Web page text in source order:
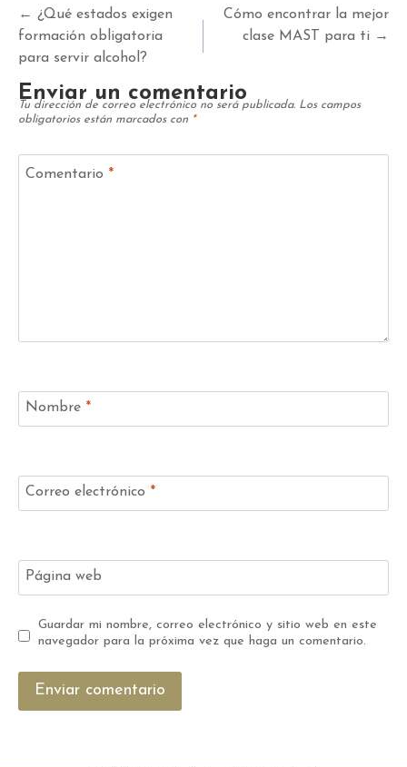
Posts
navegación
← ¿Qué estados exigen
formación obligatoria
para servir alcohol?
Cómo encontrar la mejor
clase MAST para ti →
Enviar un comentario
Tu dirección de correo electrónico no será publicada. Los campos
obligatorios están marcados con *
Comentario *
Nombre *
Correo electrónico *
Página web
Guardar mi nombre, correo electrónico y sitio web en este
navegador para la próxima vez que haga un comentario.